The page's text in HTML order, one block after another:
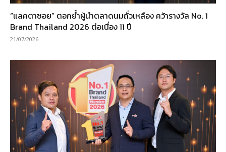
“แลคตาซอย” ตอกย้ำผู้นำตลาดนมถั่วเหลือง คว้ารางวัล No. 1
Brand Thailand 2026 ต่อเนื่อง 11 ปี
21/07/2026